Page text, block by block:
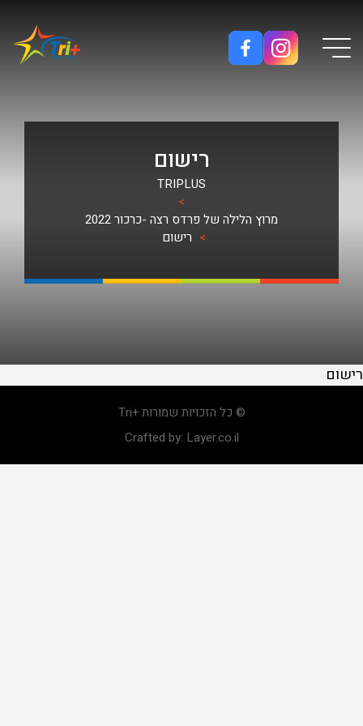
Button used only for devices with a small screen
רישום
TRIPLUS
>
מרוץ הלילה של פרדס רצה -כרכור 2022
> רישום
רישום
© כל הזכויות שמורות +Tri
Crafted by: Layer.co.il